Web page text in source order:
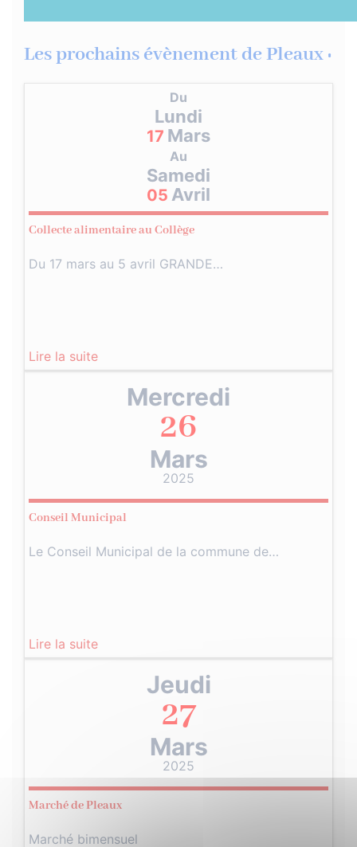
Les prochains évènement de Pleaux :
Du
Lundi
17 Mars
Au
Samedi
05 Avril
Collecte alimentaire au Collège
Du 17 mars au 5 avril GRANDE…
Lire la suite
Mercredi
26
Mars
2025
Conseil Municipal
Le Conseil Municipal de la commune de…
Lire la suite
Jeudi
27
Mars
2025
Marché de Pleaux
Marché bimensuel